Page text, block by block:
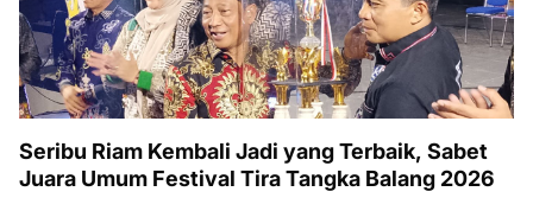
Seribu Riam Kembali Jadi yang Terbaik, Sabet
Juara Umum Festival Tira Tangka Balang 2026